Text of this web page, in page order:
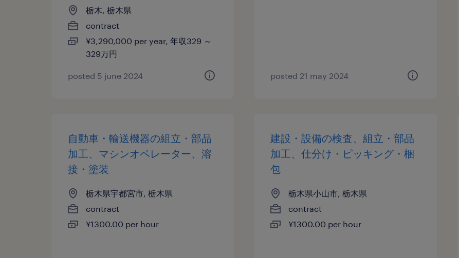
栃木, 栃木県
contract
¥3,290,000 per year, 年収329 ～
329万円
posted 5 june 2024 posted 21 may 2024
自動車・輸送機器の組立・部品
加工、マシンオペレーター、溶
接・塗装
栃木県宇都宮市, 栃木県
contract
¥1300.00 per hour
建設・設備の検査、組立・部品
加工、仕分け・ピッキング・梱
包
栃木県小山市, 栃木県
contract
¥1300.00 per hour